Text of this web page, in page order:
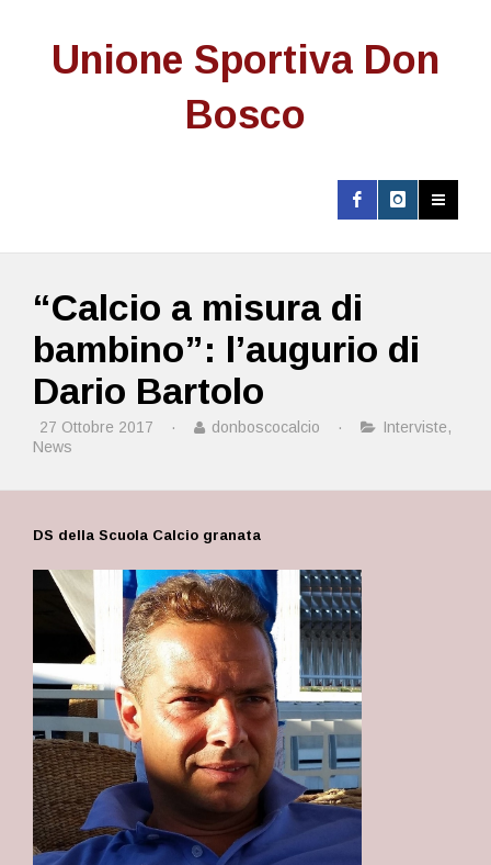
Unione Sportiva Don
Bosco
“Calcio a misura di
bambino”: l’augurio di
Dario Bartolo
27 Ottobre 2017 · donboscocalcio · Interviste,
News
DS della Scuola Calcio granata